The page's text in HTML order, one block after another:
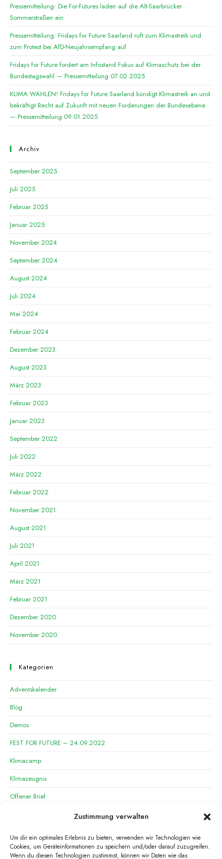
Zustimmung verwalten
Um dir ein optimales Erlebnis zu bieten, verwenden wir Technologien wie
Cookies, um Geräteinformationen zu speichern und/oder darauf zuzugreifen.
Wenn du diesen Technologien zustimmst, können wir Daten wie das
Pressemitteilung: Die For-Futures laden auf die Alt-Saarbrücker
Sommerstraßen ein
Pressemitteilung: Fridays for Future Saarland ruft zum Klimastreik und
zum Protest bei AfD-Neujahrsempfang auf
Fridays for Future fordert am Infostand Fokus auf Klimaschutz bei der
Bundestagswahl — Pressemitteilung 07.02.2025
KLIMA WÄHLEN! Fridays for Future Saarland kündigt Klimastreik an und
bekräftigt Recht auf Zukunft mit neuen Forderungen der Bundesebene
— Pressemitteilung 09.01.2025
Archiv
September 2025
Juli 2025
Februar 2025
Januar 2025
November 2024
September 2024
August 2024
Juli 2024
Mai 2024
Februar 2024
Dezember 2023
August 2023
März 2023
Februar 2023
Januar 2023
September 2022
Juli 2022
März 2022
Februar 2022
November 2021
August 2021
Juli 2021
April 2021
März 2021
Februar 2021
Dezember 2020
November 2020
Kategorien
Adventskalender
Blog
Demos
FEST FOR FUTURE – 24.09.2022
Klimacamp
Klimazeugnis
Offener Brief
Presseeinladung